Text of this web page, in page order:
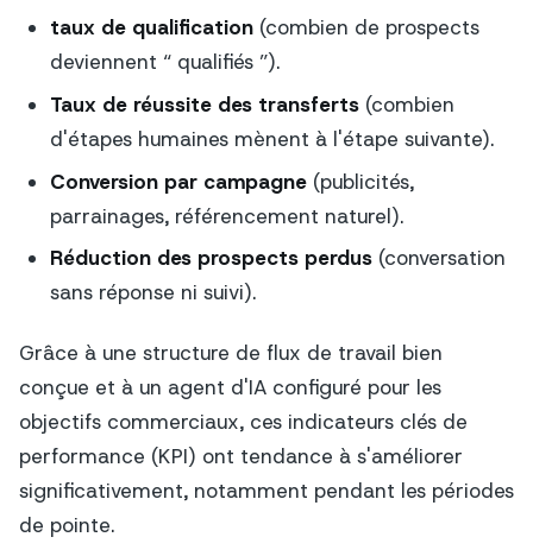
taux de qualification(combien de prospects
deviennent “ qualifiés ”).
Taux de réussite des transferts(combien
d'étapes humaines mènent à l'étape suivante).
Conversion par campagne(publicités,
parrainages, référencement naturel).
Réduction des prospects perdus(conversation
sans réponse ni suivi).
Grâce à une structure de flux de travail bien
conçue et à un agent d'IA configuré pour les
objectifs commerciaux, ces indicateurs clés de
performance (KPI) ont tendance à s'améliorer
significativement, notamment pendant les périodes
de pointe.